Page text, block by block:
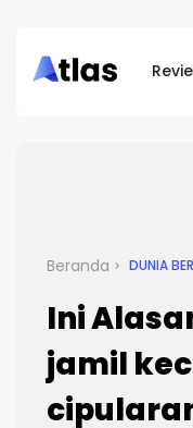
Beranda DUNIA
Ini
jamil